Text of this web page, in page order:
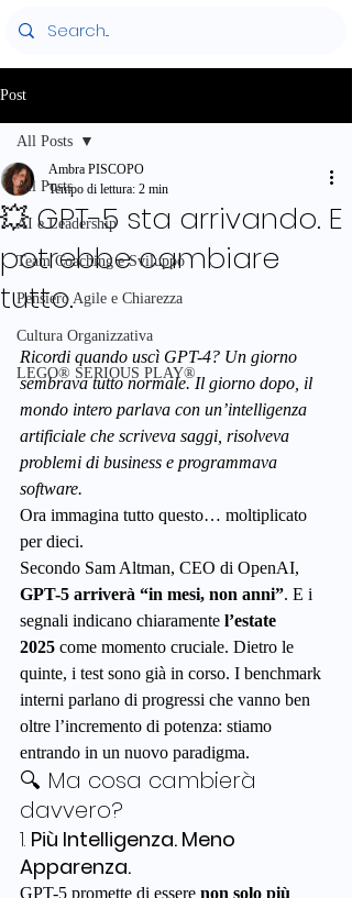
Post
All Posts
AI e Leadership
Team Coaching e Sviluppo
Pensiero Agile e Chiarezza
Cultura Organizzativa
LEGO® SERIOUS PLAY®
All Posts
💥 GPT-5 sta arrivando. E
potrebbe cambiare
tutto.
Ambra PISCOPO
Tempo di lettura: 2 min
Ricordi quando uscì GPT-4? Un giorno
sembrava tutto normale. Il giorno dopo, il
mondo intero parlava con un’intelligenza
artificiale che scriveva saggi, risolveva
problemi di business e programmava
software.
Ora immagina tutto questo… moltiplicato
per dieci.
Secondo Sam Altman, CEO di OpenAI,
GPT-5 arriverà “in mesi, non anni”. E i
segnali indicano chiaramente l’estate
2025 come momento cruciale. Dietro le
quinte, i test sono già in corso. I benchmark
interni parlano di progressi che vanno ben
oltre l’incremento di potenza: stiamo
entrando in un nuovo paradigma.
🔍 Ma cosa cambierà
davvero?
1. Più Intelligenza. Meno
Apparenza.
GPT-5 promette di essere non solo più